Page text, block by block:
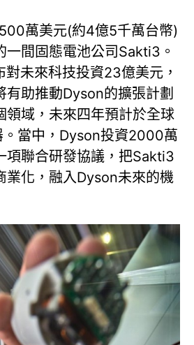
萬美元(約4億5千萬台幣)
一間固態電池公司Sakti3。
未來科技投資23億美元，
助推動Dyson的擴張計劃
領域，未來四年預計於全球
當中，Dyson投資2000萬
項聯合研發協議，把Sakti3
業化，融入Dyson未來的機